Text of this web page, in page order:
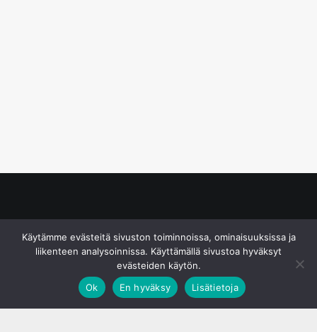
Käytämme evästeitä sivuston toiminnoissa, ominaisuuksissa ja
liikenteen analysoinnissa. Käyttämällä sivustoa hyväksyt
evästeiden käytön.
Ok
En hyväksy Lisätietoja